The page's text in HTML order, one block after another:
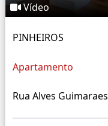
Vídeo
PINHEIROS
Apartamento
Rua Alves Guimaraes